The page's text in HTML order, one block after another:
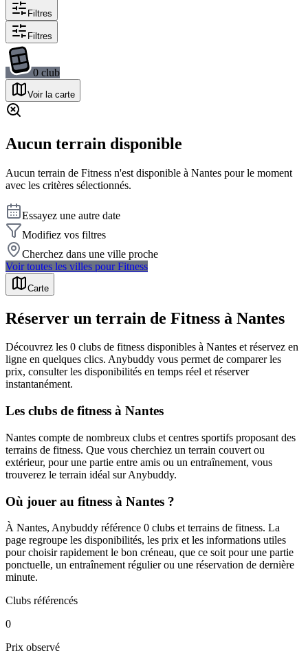
Filtres
Filtres
0 club
Voir la carte
Aucun terrain disponible
Aucun terrain de Fitness n'est disponible à Nantes pour le moment
avec les critères sélectionnés.
Essayez une autre date
Modifiez vos filtres
Cherchez dans une ville proche
Voir toutes les villes pour Fitness
Carte
Réserver un terrain de Fitness à Nantes
Découvrez les 0 clubs de fitness disponibles à Nantes et réservez en
ligne en quelques clics. Anybuddy vous permet de comparer les
prix, consulter les disponibilités en temps réel et réserver
instantanément.
Les clubs de fitness à Nantes
Nantes compte de nombreux clubs et centres sportifs proposant des
terrains de fitness. Que vous cherchiez un terrain couvert ou
extérieur, pour une partie entre amis ou un entraînement, vous
trouverez le terrain idéal sur Anybuddy.
Où jouer au fitness à Nantes ?
À Nantes, Anybuddy référence 0 clubs et terrains de fitness. La
page regroupe les disponibilités, les prix et les informations utiles
pour choisir rapidement le bon créneau, que ce soit pour une partie
ponctuelle, un entraînement régulier ou une réservation de dernière
minute.
Clubs référencés
0
Prix observé